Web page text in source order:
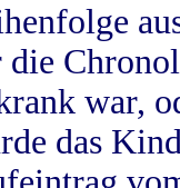
die
war,
das